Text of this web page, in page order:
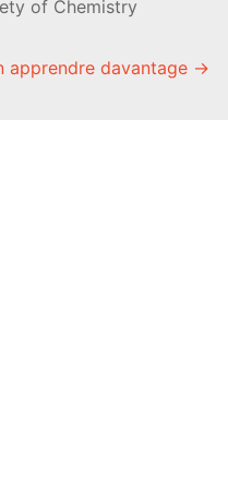
of Chemistry
apprendre davantage →